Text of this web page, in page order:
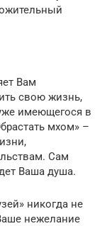
Вам
свою жизнь,
имеющегося в
мхом» –
Сам
Ваша душа.
никогда не
нежелание